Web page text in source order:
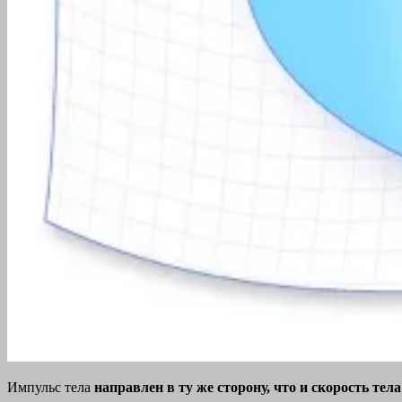
Импульс тела направлен в ту же сторону, что и скорость